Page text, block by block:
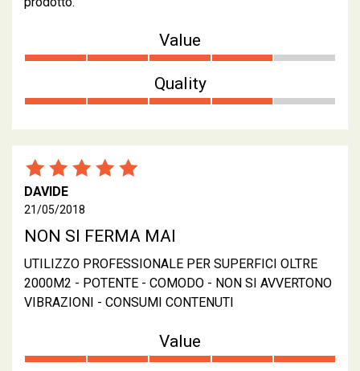
Value
Quality
DAVIDE
21/05/2018
NON SI FERMA MAI
UTILIZZO PROFESSIONALE PER SUPERFICI OLTRE
2000M2 - POTENTE - COMODO - NON SI AVVERTONO
VIBRAZIONI - CONSUMI CONTENUTI
Value